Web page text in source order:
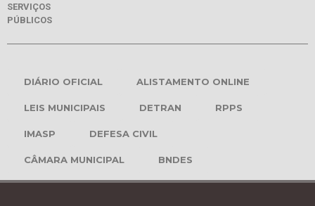
SERVIÇOS
PÚBLICOS
DIÁRIO OFICIAL ALISTAMENTO ONLINE
LEIS MUNICIPAIS DETRAN RPPS
IMASP DEFESA CIVIL
CÂMARA MUNICIPAL BNDES